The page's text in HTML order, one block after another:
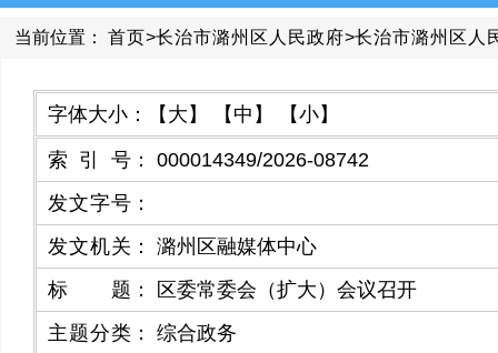
当前位置： 首页>长治市潞州区人民政府>长治市潞州区人
字体大小： 【大】 【中】 【小】
索引号 ：
000014349/2026-08742
发文字号 ：
发文机关 ：
潞州区融媒体中心
标题 ：
区委常委会（扩大）会议召开
主题分类 ： 综合政务